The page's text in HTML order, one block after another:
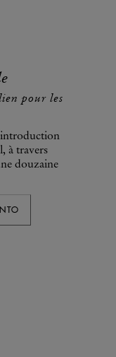
pour les
à travers
douzaine